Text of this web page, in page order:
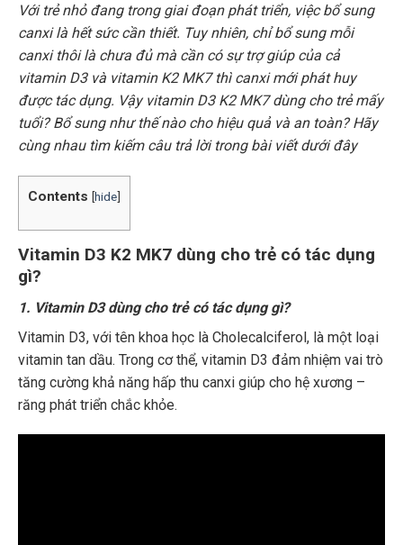
Với trẻ nhỏ đang trong giai đoạn phát triển, việc bổ sung
canxi là hết sức cần thiết. Tuy nhiên, chỉ bổ sung mỗi
canxi thôi là chưa đủ mà cần có sự trợ giúp của cả
vitamin D3 và vitamin K2 MK7 thì canxi mới phát huy
được tác dụng. Vậy vitamin D3 K2 MK7 dùng cho trẻ mấy
tuổi? Bổ sung như thế nào cho hiệu quả và an toàn? Hãy
cùng nhau tìm kiếm câu trả lời trong bài viết dưới đây
Contents [hide]
Vitamin D3 K2 MK7 dùng cho trẻ có tác dụng
gì?
1. Vitamin D3 dùng cho trẻ có tác dụng gì?
Vitamin D3, với tên khoa học là Cholecalciferol, là một loại
vitamin tan dầu. Trong cơ thể, vitamin D3 đảm nhiệm vai trò
tăng cường khả năng hấp thu canxi giúp cho hệ xương –
răng phát triển chắc khỏe.